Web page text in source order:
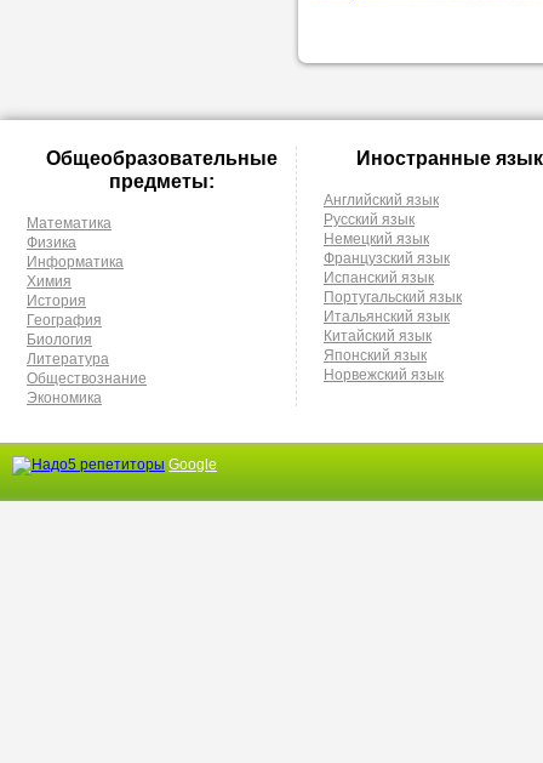
Общеобразовательные
предметы:
Математика
Физика
Информатика
Химия
История
География
Биология
Литература
Обществознание
Экономика
Иностранные
Английский язык
Русский язык
Немецкий язык
Французский язык
Испанский язык
Португальский язык
Итальянский язык
Китайский язык
Японский язык
Норвежский язык
Google